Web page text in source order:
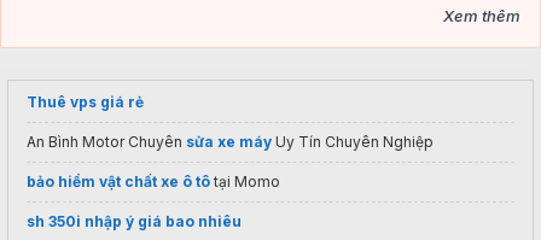
Xem thêm
Thuê vps giá rẻ
An Bình Motor Chuyên sửa xe máy Uy Tín Chuyên Nghiệp
bảo hiểm vật chất xe ô tô tại Momo
sh 350i nhập ý giá bao nhiêu